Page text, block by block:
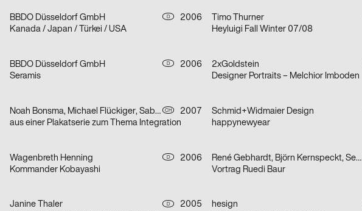
BBDO Düsseldorf GmbH D
2006
Kanada / Japan / Türkei / USA
Timo Thurner
Heyluigi Fall Winter 07/08
BBDO Düsseldorf GmbH D
2006
Seramis
2xGoldstein
Designer Portraits – Melchior Imboden
Noah Bonsma, Michael Flückiger, Sabrina Tiller CH
2007
aus einer Plakatserie zum Thema Integration
Schmid+Widmaier Design
happynewyear
Wagenbreth Henning D
2006
Kommander Kobayashi
René Gebhardt, Björn Kernspeckt, Sebastian Locke
Vortrag Ruedi Baur
Janine Thaler D
2005
hesign